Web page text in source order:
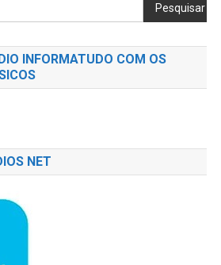
Pesquisar
INFORMATUDO COM OS
NET